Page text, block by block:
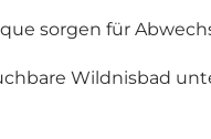
sorgen für
Wildnisbad